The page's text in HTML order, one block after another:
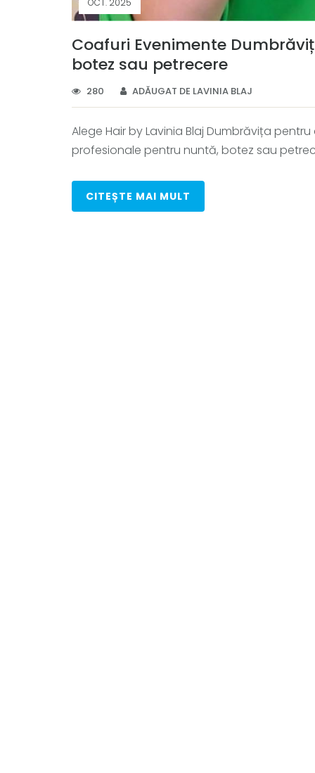
OCT. 2025
Coafuri Evenimente
botez sau petrecere
280 ADĂUGAT DE LAVINIA BLAJ
Alege Hair by Lavinia Blaj Dumbrăvița
profesionale pentru nuntă, botez sau
CITEȘTE MAI MULT